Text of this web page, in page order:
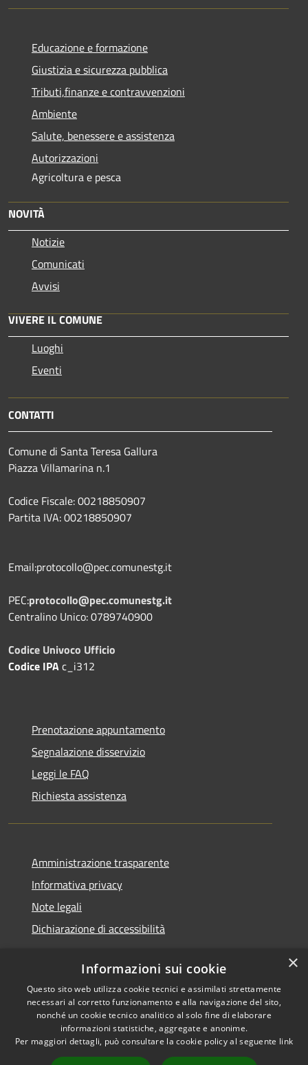
Educazione e formazione
Giustizia e sicurezza pubblica
Tributi,finanze e contravvenzioni
Ambiente
Salute, benessere e assistenza
Autorizzazioni
Agricoltura e pesca
NOVITÀ
Notizie
Comunicati
Avvisi
VIVERE IL COMUNE
Luoghi
Eventi
CONTATTI
Comune di Santa Teresa Gallura
Piazza Villamarina n.1
Codice Fiscale: 00218850907
Partita IVA: 00218850907
Email:protocollo@pec.comunestg.it
PEC:protocollo@pec.comunestg.it
Centralino Unico: 0789740900
Codice Univoco Ufficio
Codice IPAc_i312
Prenotazione appuntamento
Segnalazione disservizio
Leggi le FAQ
Richiesta assistenza
Amministrazione trasparente
Informativa privacy
Note legali
Dichiarazione di accessibilità
RSS
Accessibilità
Cookie
Copyright © 2026 • Comune di
Santa Teresa Gallura •
Powered byMunicipium
Accesso redazione
×
Informazioni sui cookie
Questo sito web utilizza cookie tecnici e assimilati strettamente
necessari al corretto funzionamento e alla navigazione del sito,
nonché un cookie tecnico analitico al solo fine di elaborare
informazioni statistiche, aggregate e anonime.
Per maggiori dettagli, può consultare la cookie policy al seguente link